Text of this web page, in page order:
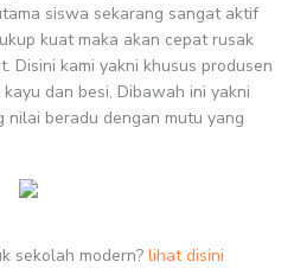
siswa sekarang sangat aktif
kuat maka akan cepat rusak
Disini kami yakni khusus produsen
dan besi, Dibawah ini yakni
nilai beradu dengan mutu yang
sekolah modern? lihat disini